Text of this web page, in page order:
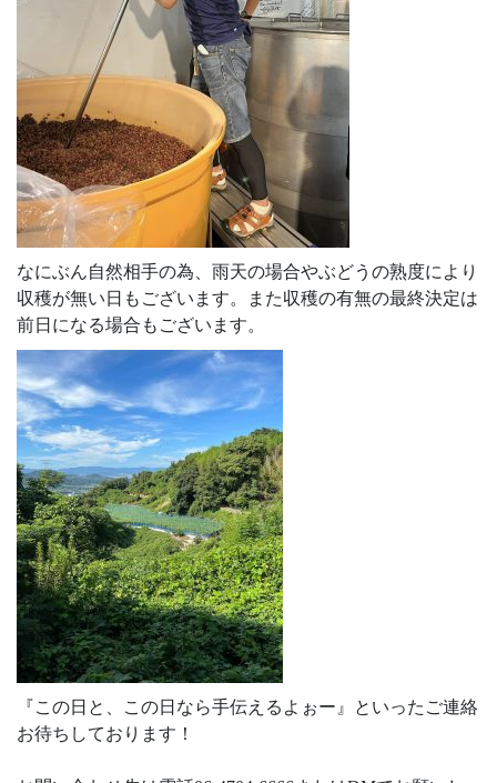
なにぶん自然相手の為、雨天の場合やぶどうの熟度により
収穫が無い日もございます。また収穫の有無の最終決定は
前日になる場合もございます。
『この日と、この日なら手伝えるよぉー』といったご連絡
お待ちしております！